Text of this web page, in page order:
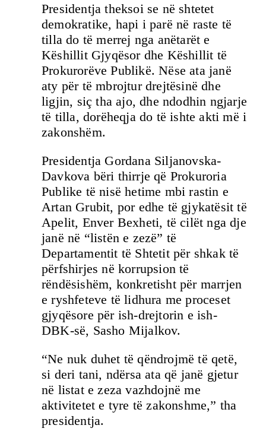
Presidentja theksoi se në shtetet
demokratike, hapi i parë në raste të
tilla do të merrej nga anëtarët e
Këshillit Gjyqësor dhe Këshillit të
Prokurorëve Publikë. Nëse ata janë
aty për të mbrojtur drejtësinë dhe
ligjin, siç tha ajo, dhe ndodhin ngjarje
të tilla, dorëheqja do të ishte akti më i
zakonshëm.
Presidentja Gordana Siljanovska-
Davkova bëri thirrje që Prokuroria
Publike të nisë hetime mbi rastin e
Artan Grubit, por edhe të gjykatësit të
Apelit, Enver Bexheti, të cilët nga dje
janë në “listën e zezë” të
Departamentit të Shtetit për shkak të
përfshirjes në korrupsion të
rëndësishëm, konkretisht për marrjen
e ryshfeteve të lidhura me proceset
gjyqësore për ish-drejtorin e ish-
DBK-së, Sasho Mijalkov.
“Ne nuk duhet të qëndrojmë të qetë,
si deri tani, ndërsa ata që janë gjetur
në listat e zeza vazhdojnë me
aktivitetet e tyre të zakonshme,” tha
presidentja.